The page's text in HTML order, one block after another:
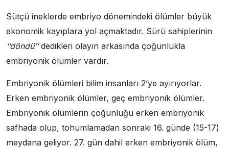
Sütçü ineklerde embriyo dönemindeki ölümler büyük
ekonomik kayıplara yol açmaktadır. Sürü sahiplerinin
‘’döndü’’dedikleri olayın arkasında çoğunlukla
embriyonik ölümler vardır.
Embriyonik ölümleri bilim insanları 2’ye ayırıyorlar.
Erken embriyonik ölümler, geç embriyonik ölümler.
Embriyonik ölümlerin çoğunluğu erken embriyonik
safhada olup, tohumlamadan sonraki 16. günde (15-17)
meydana geliyor. 27. gün dahil erken embriyonik ölüm,